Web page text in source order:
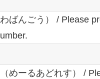
ばんごう） / Please
めーるあどれす） /